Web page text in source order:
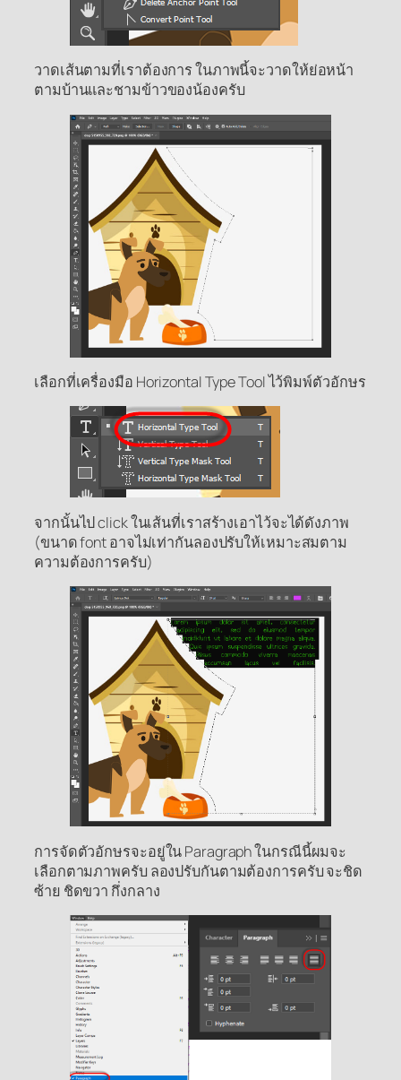
วาดเส้นตามที่เราต้องการ ในภาพนี้จะวาดให้ย่อหน้า
ตามบ้านและชามข้าวของน้องครับ
เลือกที่เครื่องมือ Horizontal Type Tool ไว้พิมพ์ตัวอักษร
จากนั้นไป click ในเส้นที่เราสร้างเอาไว้จะได้ดังภาพ
(ขนาด font อาจไม่เท่ากันลองปรับให้เหมาะสมตาม
ความต้องการครับ)
การจัดตัวอักษรจะอยู่ใน Paragraph ในกรณีนี้ผมจะ
เลือกตามภาพครับ ลองปรับกันตามต้องการครับ จะชิด
ซ้าย ชิดขวา กึ่งกลาง